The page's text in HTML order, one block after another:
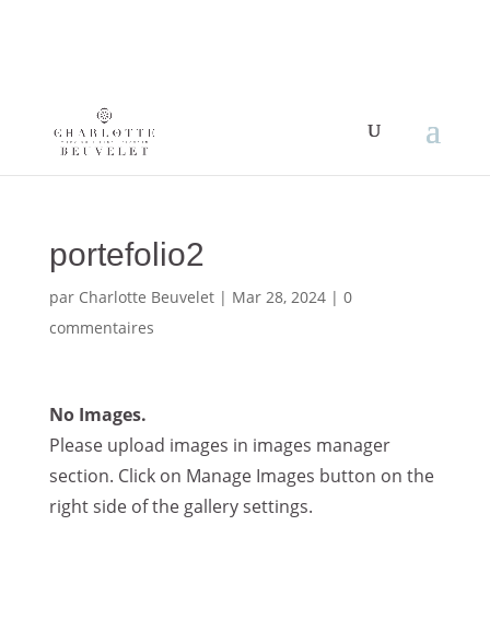
portefolio2
par Charlotte Beuvelet| Mar 28, 2024| 0
commentaires
No Images.
Please upload images in images manager
section. Click on Manage Images button on the
right side of the gallery settings.